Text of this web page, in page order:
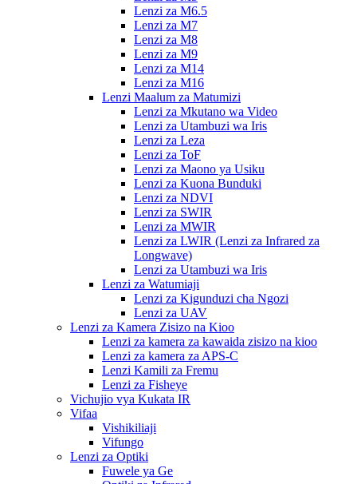
Lenzi za M6.5
Lenzi za M7
Lenzi za M8
Lenzi za M9
Lenzi za M14
Lenzi za M16
Lenzi Maalum za Matumizi
Lenzi za Mkutano wa Video
Lenzi za Utambuzi wa Iris
Lenzi za Leza
Lenzi za ToF
Lenzi za Maono ya Usiku
Lenzi za Kuona Bunduki
Lenzi za NDVI
Lenzi za SWIR
Lenzi za MWIR
Lenzi za LWIR (Lenzi za Infrared za
Longwave)
Lenzi za Utambuzi wa Iris
Lenzi za Watumiaji
Lenzi za Kigunduzi cha Ngozi
Lenzi za UAV
Lenzi za Kamera Zisizo na Kioo
Lenzi za kamera za kawaida zisizo na kioo
Lenzi za kamera za APS-C
Lenzi Kamili za Fremu
Lenzi za Fisheye
Vichujio vya Kukata IR
Vifaa
Vishikiliaji
Vifungo
Lenzi za Optiki
Fuwele ya Ge